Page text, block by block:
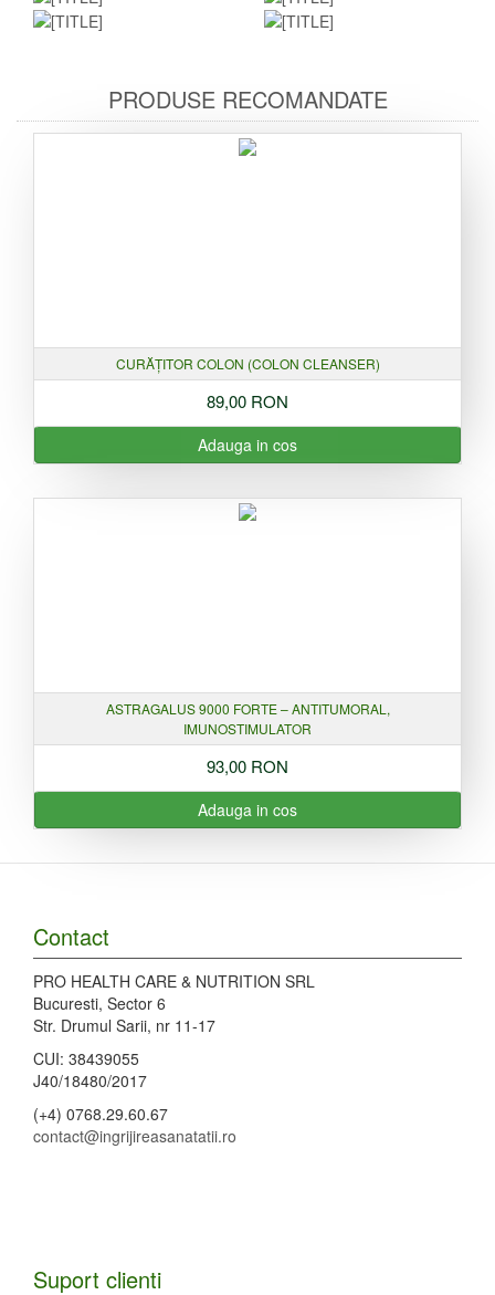
PRODUSE RECOMANDATE
CURĂȚITOR COLON (COLON CLEANSER)
89,00 RON
Adauga in cos
ASTRAGALUS 9000 FORTE – ANTITUMORAL,
IMUNOSTIMULATOR
93,00 RON
Adauga in cos
Contact
PRO HEALTH CARE & NUTRITION SRL
Bucuresti, Sector 6
Str. Drumul Sarii, nr 11-17
CUI: 38439055
J40/18480/2017
(+4) 0768.29.60.67
contact@ingrijireasanatatii.ro
Suport clienti